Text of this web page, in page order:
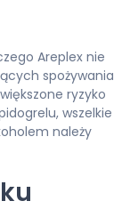
Areplex nie
spożywania
ryzyko
wszelkie
należy